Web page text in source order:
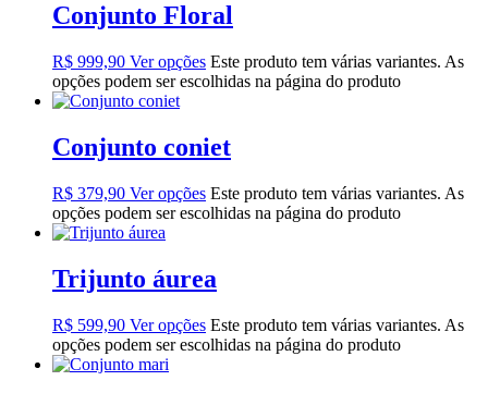
Conjunto Floral
R$ 999,90 Ver opções Este produto tem várias variantes. As
opções podem ser escolhidas na página do produto
Conjunto coniet
R$ 379,90 Ver opções Este produto tem várias variantes. As
opções podem ser escolhidas na página do produto
Trijunto áurea
R$ 599,90 Ver opções Este produto tem várias variantes. As
opções podem ser escolhidas na página do produto